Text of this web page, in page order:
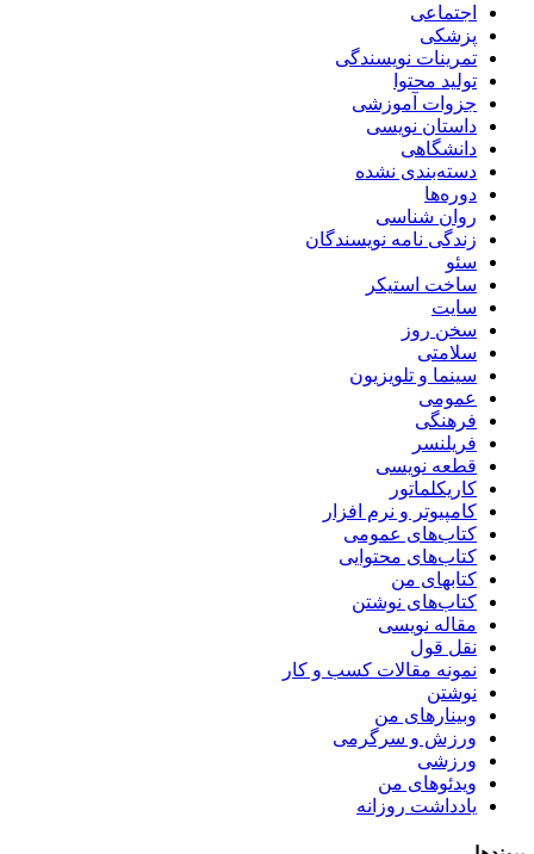
اجتماعی
پزشکی
تمرینات نویسندگی
تولید محتوا
جزوات آموزشی
داستان نویسی
دانشگاهی
دسته‌بندی نشده
دوره‌ها
روان شناسی
زندگی نامه نویسندگان
سئو
ساخت استیکر
سایت
سخن روز
سلامتی
سینما و تلویزیون
عمومی
فرهنگی
فریلنسر
قطعه نویسی
کاریکلماتور
کامپیوتر و نرم افزار
کتاب‌های عمومی
کتاب‌های محتوایی
کتابهای من
کتاب‌های نوشتن
مقاله نویسی
نقل قول
نمونه مقالات کسب و کار
نوشتن
وبینارهای من
ورزش و سرگرمی
ورزشی
ویدئوهای من
یادداشت روزانه